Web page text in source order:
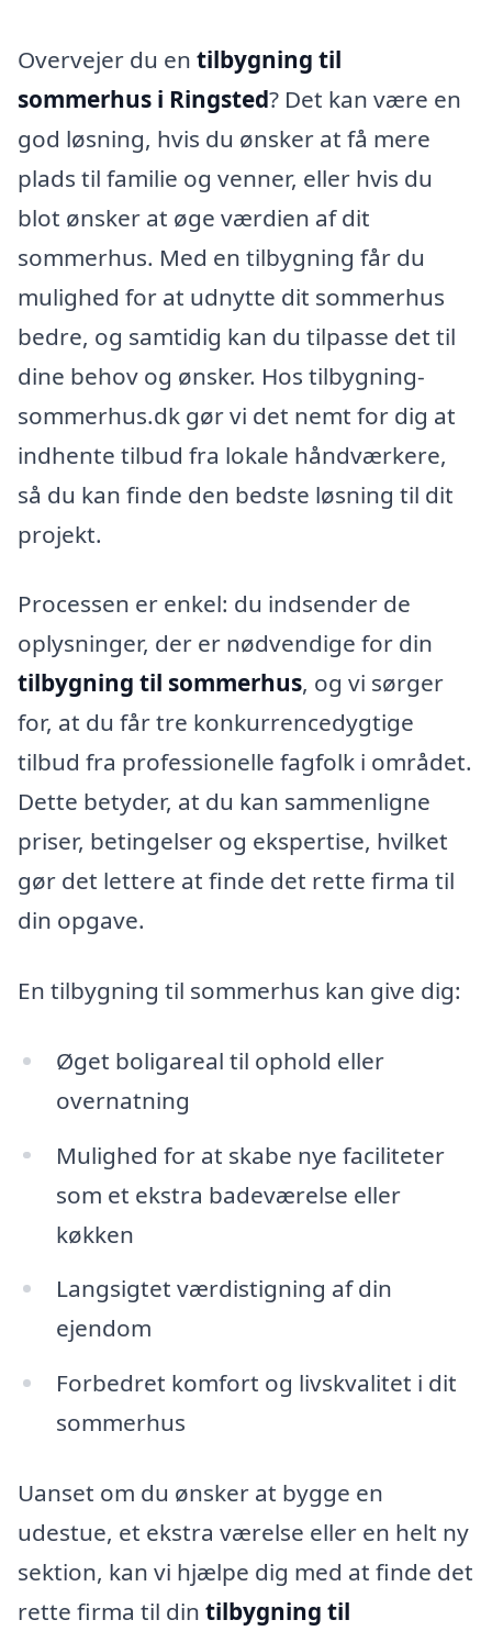
Overvejer du en tilbygning til
sommerhus i Ringsted? Det kan være en
god løsning, hvis du ønsker at få mere
plads til familie og venner, eller hvis du
blot ønsker at øge værdien af dit
sommerhus. Med en tilbygning får du
mulighed for at udnytte dit sommerhus
bedre, og samtidig kan du tilpasse det til
dine behov og ønsker. Hos tilbygning-
sommerhus.dk gør vi det nemt for dig at
indhente tilbud fra lokale håndværkere,
så du kan finde den bedste løsning til dit
projekt.
Processen er enkel: du indsender de
oplysninger, der er nødvendige for din
tilbygning til sommerhus, og vi sørger
for, at du får tre konkurrencedygtige
tilbud fra professionelle fagfolk i området.
Dette betyder, at du kan sammenligne
priser, betingelser og ekspertise, hvilket
gør det lettere at finde det rette firma til
din opgave.
En tilbygning til sommerhus kan give dig:
Øget boligareal til ophold eller
overnatning
Mulighed for at skabe nye faciliteter
som et ekstra badeværelse eller
køkken
Langsigtet værdistigning af din
ejendom
Forbedret komfort og livskvalitet i dit
sommerhus
Uanset om du ønsker at bygge en
udestue, et ekstra værelse eller en helt ny
sektion, kan vi hjælpe dig med at finde det
rette firma til din tilbygning til